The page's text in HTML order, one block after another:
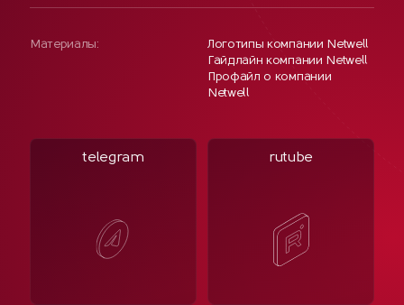
Материалы:
Логотипы компании Netwell
Гайдлайн компании Netwell
Профайл о компании
Netwell
telegram rutube